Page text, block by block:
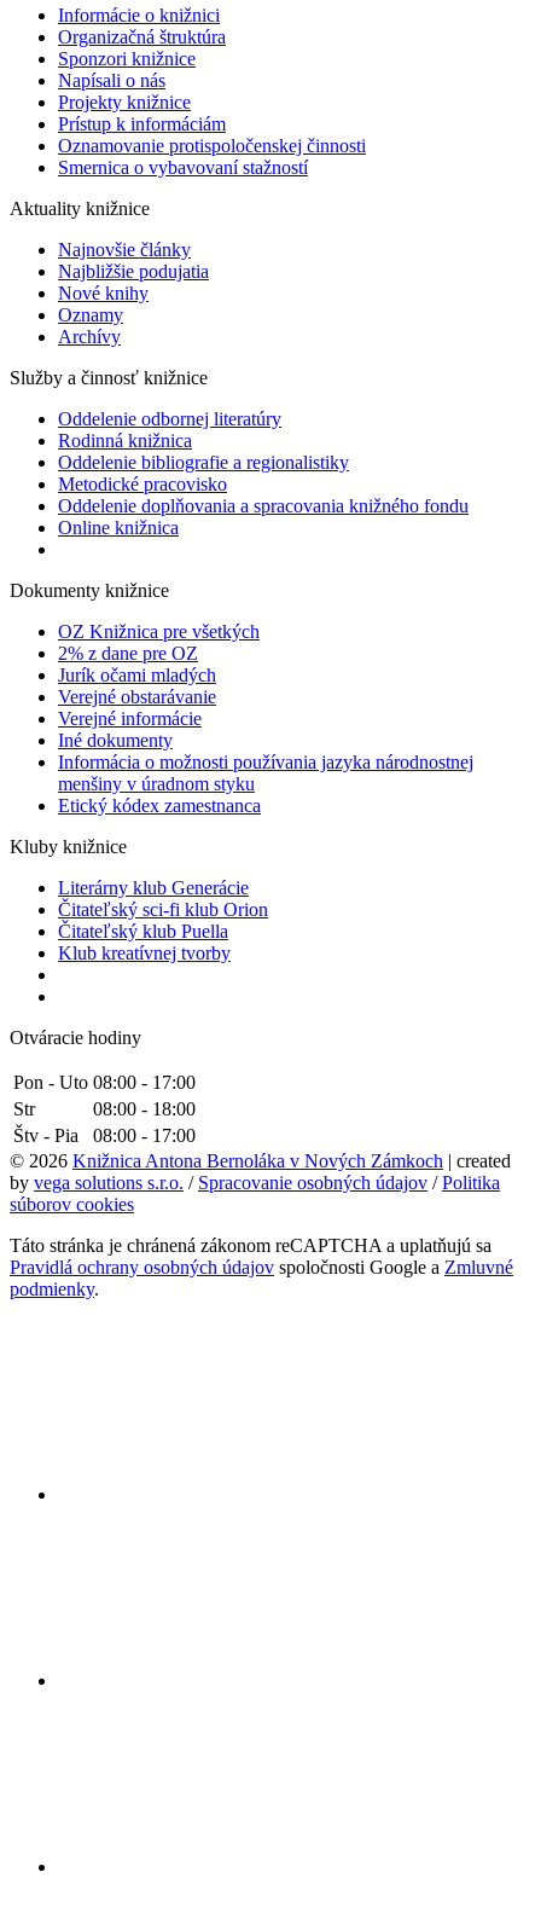
Informácie o knižnici
Organizačná štruktúra
Sponzori knižnice
Napísali o nás
Projekty knižnice
Prístup k informáciám
Oznamovanie protispoločenskej činnosti
Smernica o vybavovaní stažností
Aktuality knižnice
Najnovšie články
Najbližšie podujatia
Nové knihy
Oznamy
Archívy
Služby a činnosť knižnice
Oddelenie odbornej literatúry
Rodinná knižnica
Oddelenie bibliografie a regionalistiky
Metodické pracovisko
Oddelenie doplňovania a spracovania knižného fondu
Online knižnica
Dokumenty knižnice
OZ Knižnica pre všetkých
2% z dane pre OZ
Jurík očami mladých
Verejné obstarávanie
Verejné informácie
Iné dokumenty
Informácia o možnosti používania jazyka národnostnej
menšiny v úradnom styku
Etický kódex zamestnanca
Kluby knižnice
Literárny klub Generácie
Čitateľský sci-fi klub Orion
Čitateľský klub Puella
Klub kreatívnej tvorby
Otváracie hodiny
Pon - Uto 08:00 - 17:00
Str
08:00 - 18:00
Štv - Pia
08:00 - 17:00
© 2026 Knižnica Antona Bernoláka v Nových Zámkoch | created
by vega solutions s.r.o. / Spracovanie osobných údajov /Politika
súborov cookies
Táto stránka je chránená zákonom reCAPTCHA a uplatňujú sa
Pravidlá ochrany osobných údajov spoločnosti Google a Zmluvné
podmienky.